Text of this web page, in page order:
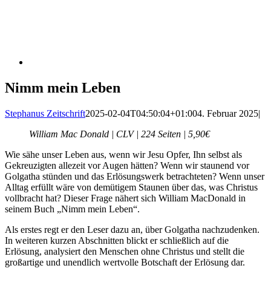
Nimm mein Leben
Stephanus Zeitschrift2025-02-04T04:50:04+01:004. Februar 2025|
William Mac Donald | CLV | 224 Seiten | 5,90€
Wie sähe unser Leben aus, wenn wir Jesu Opfer, Ihn selbst als
Gekreuzigten allezeit vor Augen hätten? Wenn wir staunend vor
Golgatha stünden und das Erlösungswerk betrachteten? Wenn unser
Alltag erfüllt wäre von demütigem Staunen über das, was Christus
vollbracht hat? Dieser Frage nähert sich William MacDonald in
seinem Buch „Nimm mein Leben“.
Als erstes regt er den Leser dazu an, über Golgatha nachzudenken.
In weiteren kurzen Abschnitten blickt er schließlich auf die
Erlösung, analysiert den Menschen ohne Christus und stellt die
großartige und unendlich wertvolle Botschaft der Erlösung dar.